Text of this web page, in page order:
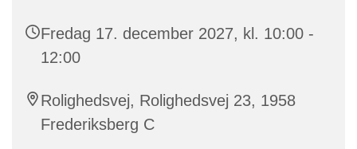
Fredag 17. december 2027, kl. 10:00 -
12:00
Rolighedsvej, Rolighedsvej 23, 1958
Frederiksberg C